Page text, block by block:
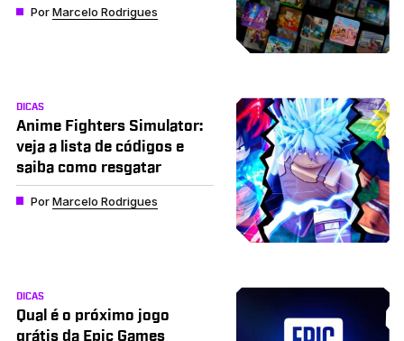
PorMarcelo Rodrigues
DICAS
Anime Fighters Simulator:
veja a lista de códigos e
saiba como resgatar
PorMarcelo Rodrigues
DICAS
Qual é o próximo jogo
grátis da Epic Games